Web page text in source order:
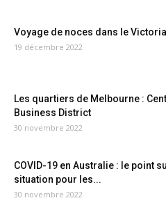
Voyage de noces dans le Victoria
19 décembre 2022
Les quartiers de Melbourne :
Business District
30 novembre 2022
COVID-19 en Australie : le point
situation pour les...
30 novembre 2022